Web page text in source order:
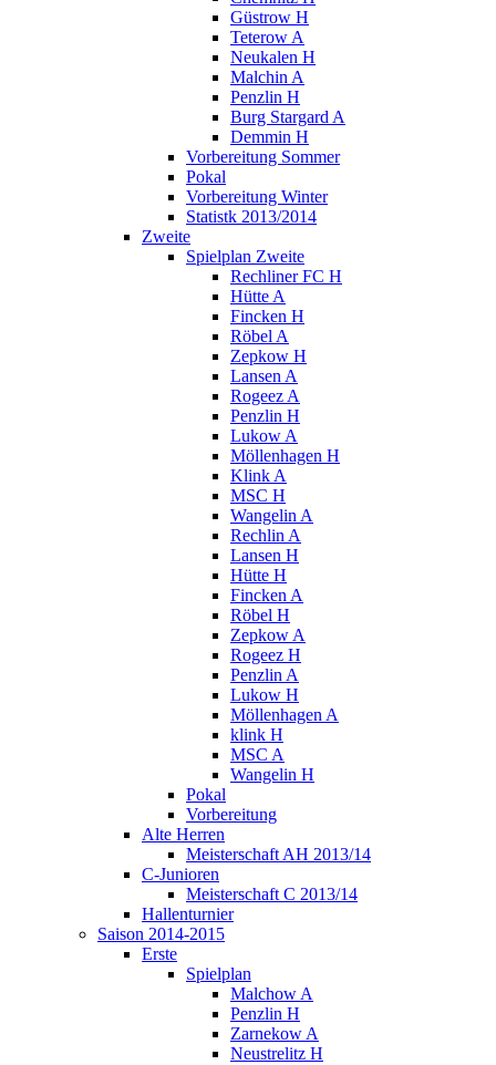
Güstrow H
Teterow A
Neukalen H
Malchin A
Penzlin H
Burg Stargard A
Demmin H
Vorbereitung Sommer
Pokal
Vorbereitung Winter
Statistk 2013/2014
Zweite
Spielplan Zweite
Rechliner FC H
Hütte A
Fincken H
Röbel A
Zepkow H
Lansen A
Rogeez A
Penzlin H
Lukow A
Möllenhagen H
Klink A
MSC H
Wangelin A
Rechlin A
Lansen H
Hütte H
Fincken A
Röbel H
Zepkow A
Rogeez H
Penzlin A
Lukow H
Möllenhagen A
klink H
MSC A
Wangelin H
Pokal
Vorbereitung
Alte Herren
Meisterschaft AH 2013/14
C-Junioren
Meisterschaft C 2013/14
Hallenturnier
Saison 2014-2015
Erste
Spielplan
Malchow A
Penzlin H
Zarnekow A
Neustrelitz H